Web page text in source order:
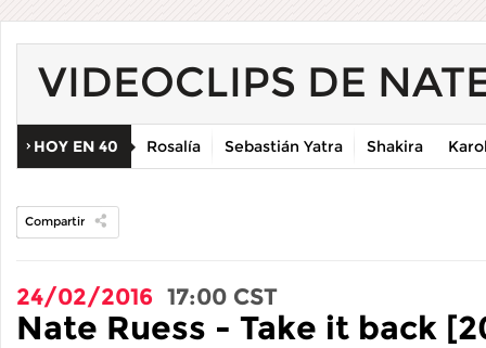
VIDEOCLIPS DE
HOY EN 40 Rosalía Sebastián Yatra Shakira
Compartir
24/02/2016 17:00 CST
Nate Ruess - Take it back